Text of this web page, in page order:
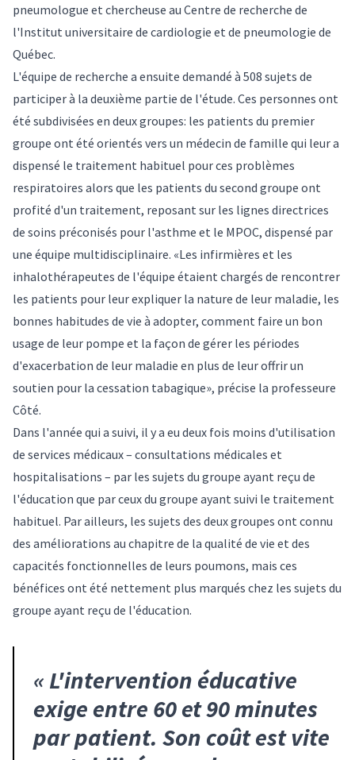
pneumologue et chercheuse au Centre de recherche de
l'Institut universitaire de cardiologie et de pneumologie de
Québec.
L'équipe de recherche a ensuite demandé à 508 sujets de
participer à la deuxième partie de l'étude. Ces personnes ont
été subdivisées en deux groupes: les patients du premier
groupe ont été orientés vers un médecin de famille qui leur a
dispensé le traitement habituel pour ces problèmes
respiratoires alors que les patients du second groupe ont
profité d'un traitement, reposant sur les lignes directrices
de soins préconisés pour l'asthme et le MPOC, dispensé par
une équipe multidisciplinaire. «Les infirmières et les
inhalothérapeutes de l'équipe étaient chargés de rencontrer
les patients pour leur expliquer la nature de leur maladie, les
bonnes habitudes de vie à adopter, comment faire un bon
usage de leur pompe et la façon de gérer les périodes
d'exacerbation de leur maladie en plus de leur offrir un
soutien pour la cessation tabagique», précise la professeure
Côté.
Dans l'année qui a suivi, il y a eu deux fois moins d'utilisation
de services médicaux – consultations médicales et
hospitalisations – par les sujets du groupe ayant reçu de
l'éducation que par ceux du groupe ayant suivi le traitement
habituel. Par ailleurs, les sujets des deux groupes ont connu
des améliorations au chapitre de la qualité de vie et des
capacités fonctionnelles de leurs poumons, mais ces
bénéfices ont été nettement plus marqués chez les sujets du
groupe ayant reçu de l'éducation.
« L'intervention éducative
exige entre 60 et 90 minutes
par patient. Son coût est vite